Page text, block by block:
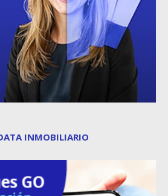
INMOBILIARIO